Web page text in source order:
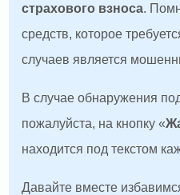
страхового взноса.
средств, которое
случаев является
В случае обнаружения
пожалуйста, на кнопку «
находится под текстом
Давайте вместе